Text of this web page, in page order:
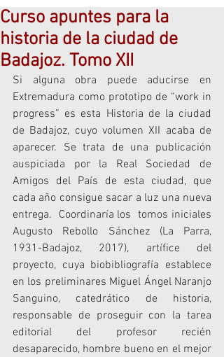
Curso apuntes para la
historia de la ciudad de
Badajoz. Tomo XII
Si alguna obra puede aducirse en
Extremadura como prototipo de “work in
progress” es esta Historia de la ciudad
de Badajoz, cuyo volumen XII acaba de
aparecer. Se trata de una publicación
auspiciada por la Real Sociedad de
Amigos del País de esta ciudad, que
cada año consigue sacar a luz una nueva
entrega.  Coordinaría los  tomos iniciales
Augusto Rebollo Sánchez (La Parra,
1931-Badajoz, 2017), artífice del
proyecto, cuya biobibliografía establece
en los preliminares Miguel Ángel Naranjo
Sanguino, catedrático de historia,
responsable de proseguir con la tarea
editorial del profesor recién
desaparecido, hombre bueno en el mejor